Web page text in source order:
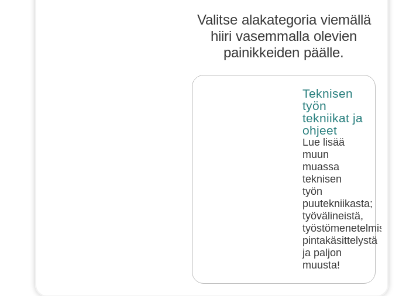
Valitse alakategoria viemällä
hiiri vasemmalla olevien
painikkeiden päälle.
Teknisen
työn
tekniikat ja
ohjeet
Lue lisää
muun
muassa
teknisen
työn
puutekniikasta;
työvälineistä,
työstömenetelmistä,
pintakäsittelystä
ja paljon
muusta!